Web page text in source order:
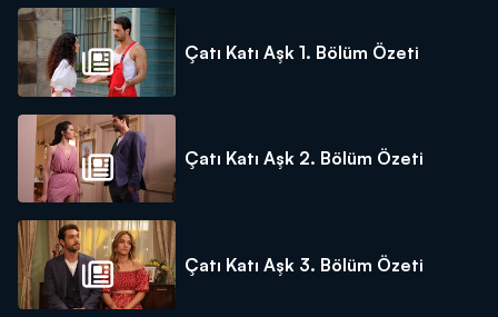
Çatı Katı Aşk 1. Bölüm Özeti
Çatı Katı Aşk 2. Bölüm Özeti
Çatı Katı Aşk 3. Bölüm Özeti